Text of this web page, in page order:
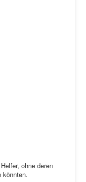
ohne deren
könnten.